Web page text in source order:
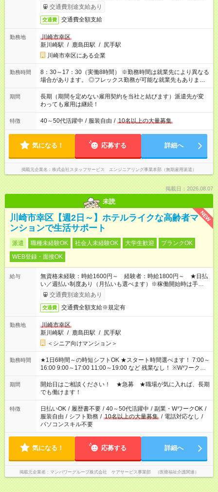
考慮して加給・優遇します。
交通費別途支給あり
交通費 交通費全額支給
勤務地
川崎市幸区
新川崎駅 / 鹿島田駅 / 尻手駅
川崎市幸区にある企業
勤務時間
8：30～17：30（実働8時間） ※勤務時間は就業先により異なる
場合があります。 ◎フレックス勤務が可能な就業先もありま
す。 ◎今よりもさらに働きやすい環境をつくるべく、 働き方
改革に全社をあげて取り組んでいます。
期間
長期（期間を定めない雇用契約を当社と結びます）派遣先が変
わっても雇用は継続！
特徴 40～50代活躍中 / 服装自由 / 10名以上の大量募集
気になる！ 応募する 詳細へ
掲載元企業名 株式会社スタッフサービス エンジニアリング事業本部（無期雇用派遣）
掲載日：2026.08.07
未読
NEW
川崎市幸区【週2日～】ホテルライクな高齢者マ
ンションで生活サポート
派遣 職種未経験OK 社会人未経験OK 大学生歓迎
ブランクOK
WEB登録・面接OK
給与
無資格未経験：時給1600円～ 経験者：時給1800円～ ★日払
い／週払い制度あり（月払いも選べます）※稼働開始時は手続き
完了次第のお支払いとなります。
交通費別途支給あり
交通費 交通費全額支給※規定有
勤務地
川崎市幸区
新川崎駅 / 鹿島田駅 / 尻手駅
＜シニア向けマンション＞
勤務時間
★1日6時間～の時短シフトOK ★スタート時間選べます！ 7:00～
16:00 9:00～17:00 11:00～19:00 など 残業なし！ ※Wワークの
場合、他のお仕事と合わせ週40時間超の就業はご案内できませ
ん ※法令に基づき、週20時間以上勤務は社会保険への加入対象
となります ※労働者派遣法（日雇い派遣の原則禁止）により、
短時間・短期間の就業はご案内が難しい場合があります
期間
開始日はご相談ください！ ★急募 ★職場が気に入れば、長期
でも働けます！
特徴 日払いOK / 履歴書不要 / 40～50代活躍中 / 副業・WワークOK /
服装自由 / シフト勤務 / 10名以上の大量募集 / 電話対応なし /
パソコンスキル不要
気になる！ 応募する 詳細へ
掲載元企業名 マンパワーグループ株式会社 ケアサービス事業部 （医療福祉介護関連）